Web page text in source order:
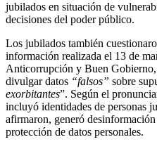
jubilados en situación de
decisiones del poder público.
Los jubilados también
información realizada el 13 de
Anticorrupción y Buen Gobierno,
divulgar datos “falsos” sobre
exorbitantes”. Según el
incluyó identidades de personas
afirmaron, generó
protección de datos personales.